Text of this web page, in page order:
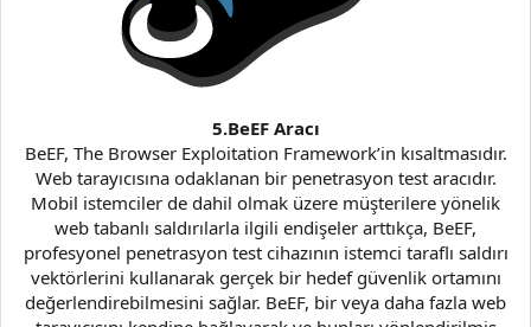
5.BeEF Aracı
BeEF, The Browser Exploitation Framework’in kısaltmasıdır.
Web tarayıcısına odaklanan bir penetrasyon test aracıdır.
Mobil istemciler de dahil olmak üzere müşterilere yönelik
web tabanlı saldırılarla ilgili endişeler arttıkça, BeEF,
profesyonel penetrasyon test cihazının istemci taraflı saldırı
vektörlerini kullanarak gerçek bir hedef güvenlik ortamını
değerlendirebilmesini sağlar. BeEF, bir veya daha fazla web